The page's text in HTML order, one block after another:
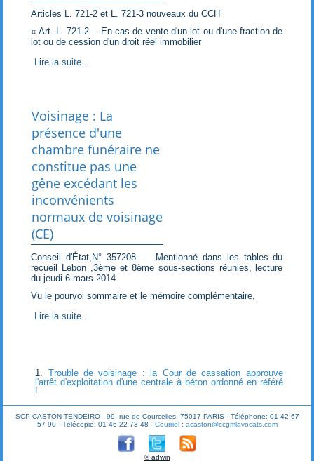
Articles L. 721-2 et L. 721-3 nouveaux du CCH
« Art. L. 721-2. - En cas de vente d'un lot ou d'une fraction de
lot ou de cession d'un droit réel immobilier
Lire la suite...
Voisinage : La
présence d'une
chambre funéraire ne
constitue pas une
gêne excédant les
inconvénients
normaux de voisinage
(CE)
Conseil d'État,N° 357208 Mentionné dans les tables du
recueil Lebon ,3ème et 8ème sous-sections réunies, lecture
du jeudi 6 mars 2014
Vu le pourvoi sommaire et le mémoire complémentaire,
Lire la suite...
Trouble de voisinage : la Cour de cassation approuve
l'arrêt d'exploitation d'une centrale à béton ordonné en référé
!
SCP CASTON-TENDEIRO - 99, rue de Courcelles, 75017 PARIS - Téléphone: 01 42 67
57 90 - Télécopie: 01 46 22 73 48 - Courriel: acaston@ccgmlavocats.com
© adwin